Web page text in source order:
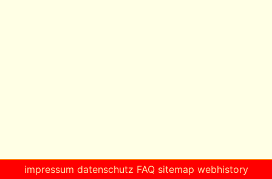
impressum datenschutz FAQ sitemap webhistory